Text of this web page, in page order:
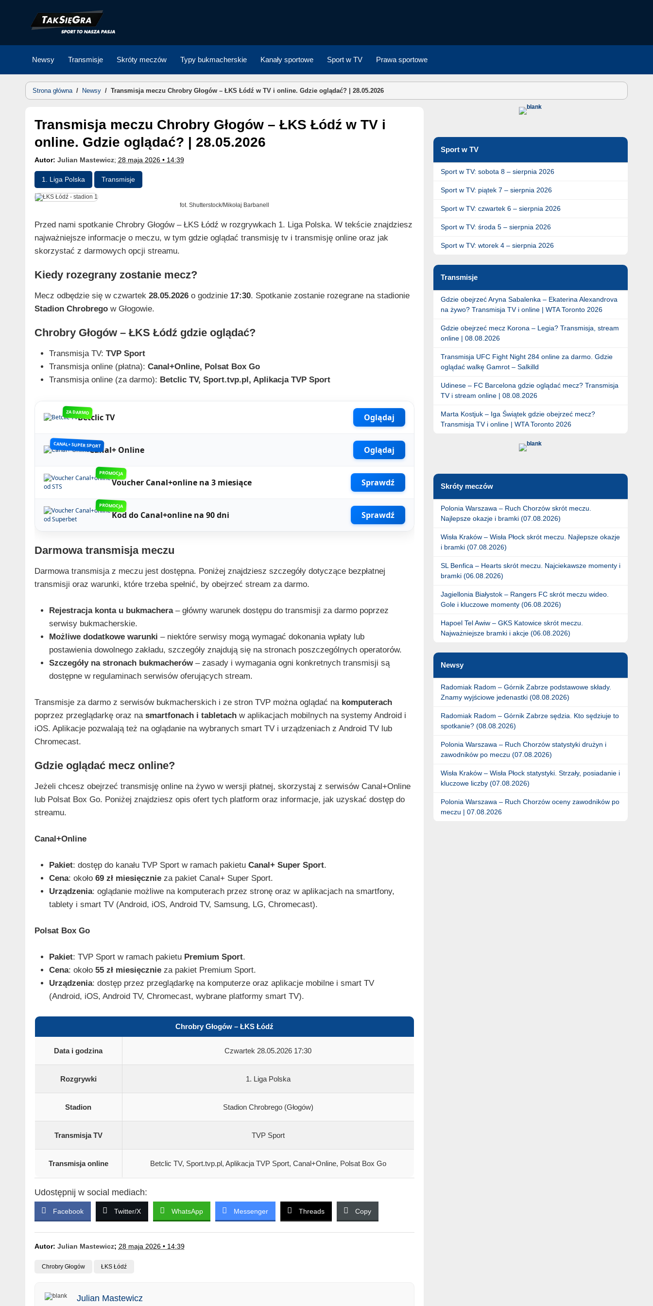
Newsy Transmisje Skróty meczów Typy bukmacherskie Kanały sportowe Sport w TV Prawa sportowe
Strona główna/ Newsy / Transmisja meczu Chrobry Głogów – ŁKS Łódź w TV i online. Gdzie oglądać? | 28.05.2026
Transmisja meczu Chrobry Głogów – ŁKS Łódź w TV i
online. Gdzie oglądać? | 28.05.2026
Autor: Julian Mastewicz; 28 maja 2026 • 14:39
1. Liga Polska Transmisje
fot. Shutterstock/Mikołaj Barbanell
Przed nami spotkanie Chrobry Głogów – ŁKS Łódź w rozgrywkach 1. Liga Polska. W tekście znajdziesz
najważniejsze informacje o meczu, w tym gdzie oglądać transmisję tv i transmisję online oraz jak
skorzystać z darmowych opcji streamu.
Kiedy rozegrany zostanie mecz?
Mecz odbędzie się w czwartek 28.05.2026o godzinie 17:30. Spotkanie zostanie rozegrane na stadionie
Stadion Chrobregow Głogowie.
Chrobry Głogów – ŁKS Łódź gdzie oglądać?
Transmisja TV: TVP Sport
Transmisja online (płatna): Canal+Online, Polsat Box Go
Transmisja online (za darmo): Betclic TV, Sport.tvp.pl, Aplikacja TVP Sport
ZA DARMOBetclic TV Oglądaj
CANAL+ SUPER SPORTCanal+ Online Oglądaj
PROMOCJA
Voucher Canal+online na 3 miesiące Sprawdź
PROMOCJA
Kod do Canal+online na 90 dni Sprawdź
Darmowa transmisja meczu
Darmowa transmisja z meczu jest dostępna. Poniżej znajdziesz szczegóły dotyczące bezpłatnej
transmisji oraz warunki, które trzeba spełnić, by obejrzeć stream za darmo.
Rejestracja konta u bukmachera– główny warunek dostępu do transmisji za darmo poprzez
serwisy bukmacherskie.
Możliwe dodatkowe warunki – niektóre serwisy mogą wymagać dokonania wpłaty lub
postawienia dowolnego zakładu, szczegóły znajdują się na stronach poszczególnych operatorów.
Szczegóły na stronach bukmacherów– zasady i wymagania ogni konkretnych transmisji są
dostępne w regulaminach serwisów oferujących stream.
Transmisje za darmo z serwisów bukmacherskich i ze stron TVP można oglądać na komputerach
poprzez przeglądarkę oraz na smartfonach i tabletachw aplikacjach mobilnych na systemy Android i
iOS. Aplikacje pozwalają też na oglądanie na wybranych smart TV i urządzeniach z Android TV lub
Chromecast.
Gdzie oglądać mecz online?
Jeżeli chcesz obejrzeć transmisję online na żywo w wersji płatnej, skorzystaj z serwisów Canal+Online
lub Polsat Box Go. Poniżej znajdziesz opis ofert tych platform oraz informacje, jak uzyskać dostęp do
streamu.
Canal+Online
Pakiet: dostęp do kanału TVP Sport w ramach pakietu Canal+ Super Sport.
Cena: około 69 zł miesięcznieza pakiet Canal+ Super Sport.
Urządzenia: oglądanie możliwe na komputerach przez stronę oraz w aplikacjach na smartfony,
tablety i smart TV (Android, iOS, Android TV, Samsung, LG, Chromecast).
Polsat Box Go
Pakiet: TVP Sport w ramach pakietu Premium Sport.
Cena: około 55 zł miesięcznieza pakiet Premium Sport.
Urządzenia: dostęp przez przeglądarkę na komputerze oraz aplikacje mobilne i smart TV
(Android, iOS, Android TV, Chromecast, wybrane platformy smart TV).
Chrobry Głogów – ŁKS Łódź
Data i godzina Czwartek 28.05.2026 17:30
Rozgrywki 1. Liga Polska
Stadion Stadion Chrobrego (Głogów)
Transmisja TV TVP Sport
Transmisja online Betclic TV, Sport.tvp.pl, Aplikacja TVP Sport, Canal+Online, Polsat Box Go
Udostępnij w social mediach:
Facebook Twitter/X WhatsApp Messenger Threads Copy
Autor: Julian Mastewicz; 28 maja 2026 • 14:39
Chrobry Głogów ŁKS Łódź
Julian Mastewicz
Sport w TV
Sport w TV: sobota 8 – sierpnia 2026
Sport w TV: piątek 7 – sierpnia 2026
Sport w TV: czwartek 6 – sierpnia 2026
Sport w TV: środa 5 – sierpnia 2026
Sport w TV: wtorek 4 – sierpnia 2026
Transmisje
Gdzie obejrzeć Aryna Sabalenka – Ekaterina Alexandrova
na żywo? Transmisja TV i online | WTA Toronto 2026
Gdzie obejrzeć mecz Korona – Legia? Transmisja, stream
online | 08.08.2026
Transmisja UFC Fight Night 284 online za darmo. Gdzie
oglądać walkę Gamrot – Salkilld
Udinese – FC Barcelona gdzie oglądać mecz? Transmisja
TV i stream online | 08.08.2026
Marta Kostjuk – Iga Świątek gdzie obejrzeć mecz?
Transmisja TV i online | WTA Toronto 2026
Skróty meczów
Polonia Warszawa – Ruch Chorzów skrót meczu.
Najlepsze okazje i bramki (07.08.2026)
Wisła Kraków – Wisła Płock skrót meczu. Najlepsze okazje
i bramki (07.08.2026)
SL Benfica – Hearts skrót meczu. Najciekawsze momenty i
bramki (06.08.2026)
Jagiellonia Białystok – Rangers FC skrót meczu wideo.
Gole i kluczowe momenty (06.08.2026)
Hapoel Tel Awiw – GKS Katowice skrót meczu.
Najważniejsze bramki i akcje (06.08.2026)
Newsy
Radomiak Radom – Górnik Zabrze podstawowe składy.
Znamy wyjściowe jedenastki (08.08.2026)
Radomiak Radom – Górnik Zabrze sędzia. Kto sędziuje to
spotkanie? (08.08.2026)
Polonia Warszawa – Ruch Chorzów statystyki drużyn i
zawodników po meczu (07.08.2026)
Wisła Kraków – Wisła Płock statystyki. Strzały, posiadanie i
kluczowe liczby (07.08.2026)
Polonia Warszawa – Ruch Chorzów oceny zawodników po
meczu | 07.08.2026